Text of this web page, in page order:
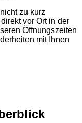
zu kurz
vor Ort in der
Öffnungszeiten
mit Ihnen